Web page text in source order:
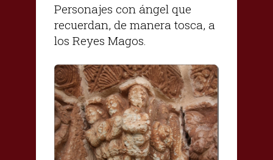
Personajes con ángel que
recuerdan, de manera tosca, a
los Reyes Magos.